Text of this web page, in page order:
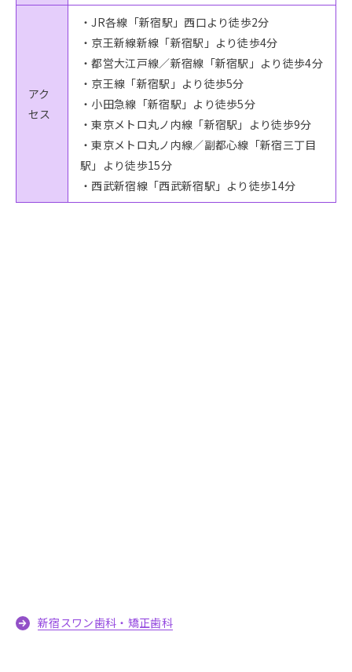
アク
セス
・JR各線「新宿駅」西口より徒歩2分
・京王新線新線「新宿駅」より徒歩4分
・都営大江戸線／新宿線「新宿駅」より徒歩4分
・京王線「新宿駅」より徒歩5分
・小田急線「新宿駅」より徒歩5分
・東京メトロ丸ノ内線「新宿駅」より徒歩9分
・東京メトロ丸ノ内線／副都心線「新宿三丁目
駅」より徒歩15分
・西武新宿線「西武新宿駅」より徒歩14分
新宿スワン歯科・矯正歯科